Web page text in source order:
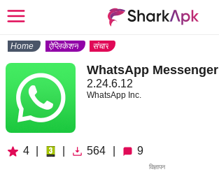
Home ऐप्लिकेशन संचार
WhatsApp Messenger
2.24.6.12
WhatsApp Inc.
4 564 9
विज्ञापन